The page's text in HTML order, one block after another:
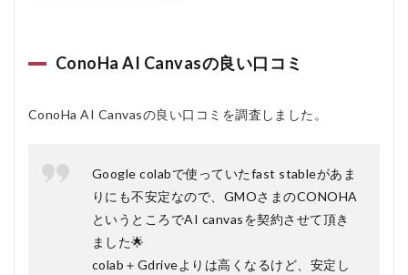
ConoHa AI Canvasの良い口コミ
ConoHa AI Canvasの良い口コミを調査しました。
Google colabで使っていたfast stableがあま
りにも不安定なので、GMOさまのCONOHA
というところでAI canvasを契約させて頂き
ました🌟
colab＋Gdriveよりは高くなるけど、安定し